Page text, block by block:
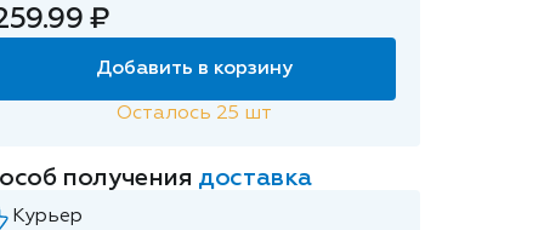
₽
Добавить в корзину
Осталось 25 шт
получения доставка
Курьер